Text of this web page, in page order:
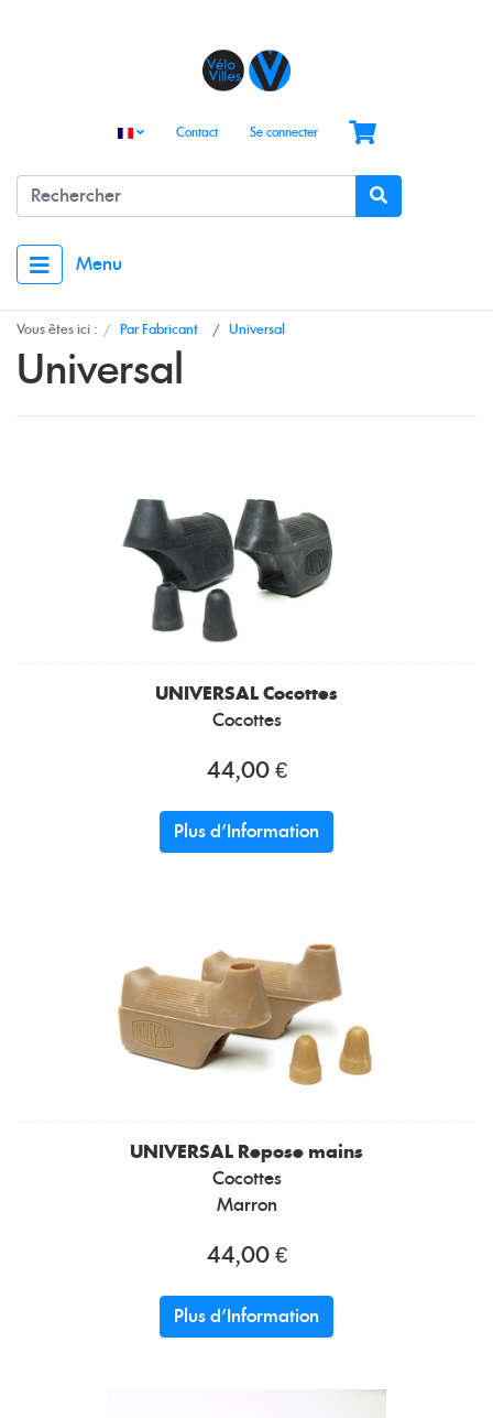
Contact Se connecter
Menu
Vous êtes ici : Par Fabricant Universal
Universal
UNIVERSAL Cocottes
Cocottes
44,00 €
Plus d'Information
UNIVERSAL Repose mains
Cocottes
Marron
44,00 €
Plus d'Information